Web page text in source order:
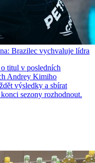
Brazilec vychvaluje lídra
titul v posledních
Andrey Kimiho
výsledky a sbírat
sezony rozhodnout.